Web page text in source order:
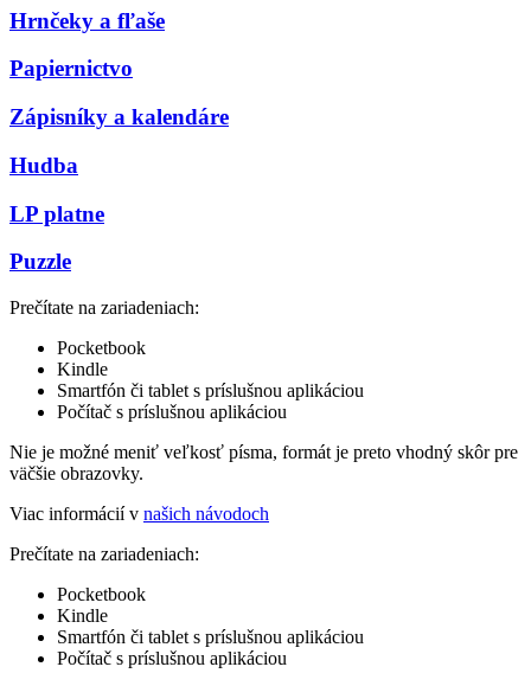
Hrnčeky a fľaše
Papiernictvo
Zápisníky a kalendáre
Hudba
LP platne
Puzzle
Prečítate na zariadeniach:
Pocketbook
Kindle
Smartfón či tablet s príslušnou aplikáciou
Počítač s príslušnou aplikáciou
Nie je možné meniť veľkosť písma, formát je preto vhodný skôr pre
väčšie obrazovky.
Viac informácií v našich návodoch
Prečítate na zariadeniach:
Pocketbook
Kindle
Smartfón či tablet s príslušnou aplikáciou
Počítač s príslušnou aplikáciou